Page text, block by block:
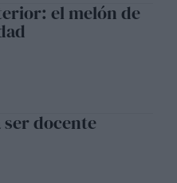
el melón de
docente